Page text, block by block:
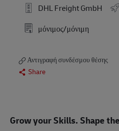
DHL Freight GmbH
μόνιμος/μόνιμη
Αντιγραφή συνδέσμου θέσης
Share
Grow your Skills. Shape